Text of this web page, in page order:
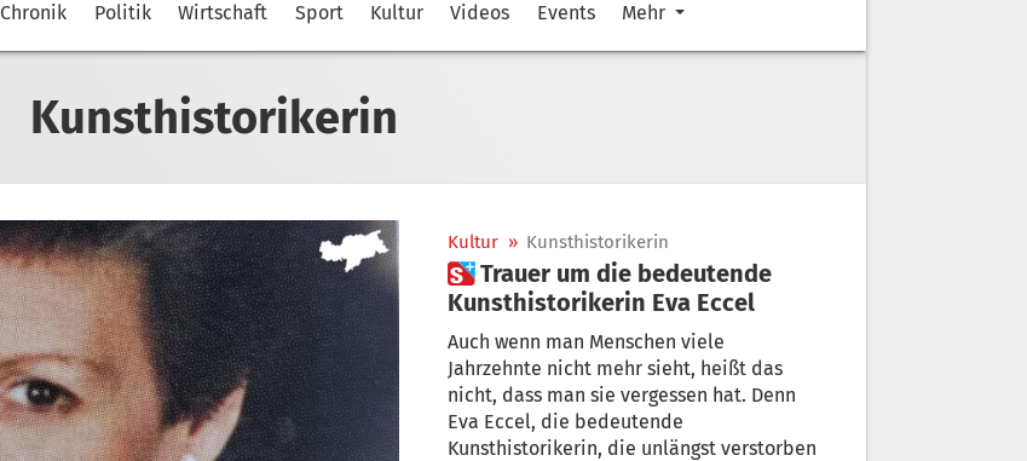
Chronik Politik Wirtschaft Sport Kultur Videos Events Mehr
Kunsthistorikerin
Kultur » Kunsthistorikerin
 Trauer um die bedeutende
Kunsthistorikerin Eva Eccel
Auch wenn man Menschen viele
Jahrzehnte nicht mehr sieht, heißt das
nicht, dass man sie vergessen hat. Denn
Eva Eccel, die bedeutende
Kunsthistorikerin, die unlängst verstorben